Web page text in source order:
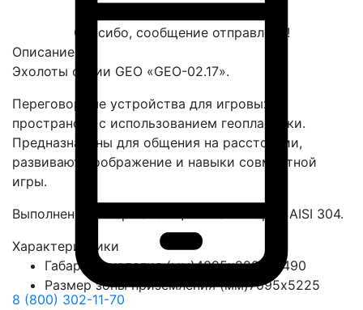
8 (800) 302-11-70
Спасибо, сообщение отправлено!
Описание
Эхолоты серии GEO «GEO-02.17».
Переговорные устройства для игровых
пространств с использованием геопластики.
Предназначены для общения на расстоянии,
развивают воображение и навыки совместной
игры.
Выполнены из нержавеющей стали марки AISI 304.
Характеристики
Габариты изделия (мм)4095x2225x1490
Размер зоны приземления (мм)7095x5225